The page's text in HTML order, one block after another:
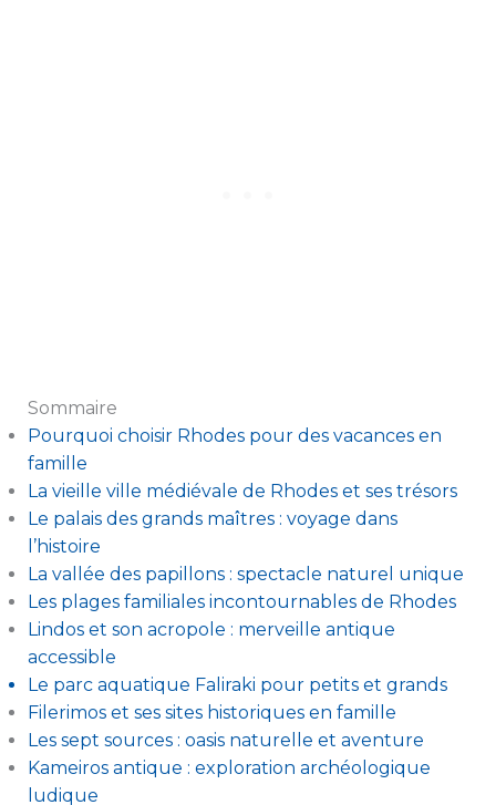
Sommaire
Pourquoi choisir Rhodes pour des vacances en
famille
La vieille ville médiévale de Rhodes et ses trésors
Le palais des grands maîtres : voyage dans
l’histoire
La vallée des papillons : spectacle naturel unique
Les plages familiales incontournables de Rhodes
Lindos et son acropole : merveille antique
accessible
Le parc aquatique Faliraki pour petits et grands
Filerimos et ses sites historiques en famille
Les sept sources : oasis naturelle et aventure
Kameiros antique : exploration archéologique
ludique